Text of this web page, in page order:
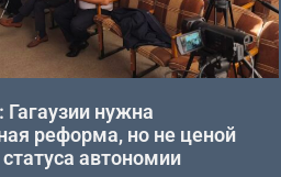
Гагаузии нужна
реформа, но не ценой
автономии